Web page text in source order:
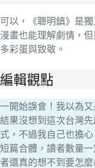
可以，《聰明鎮》是
漫畫也能理解劇情，
多彩蛋與致敬。
編輯觀點
一開始誤會！我以為
結果沒想到這次台灣
式，不過我自己也擔
短篇合體，讀者數量
者還真的想不到要怎